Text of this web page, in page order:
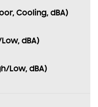
Cooling, dBA)
dBA)
Low, dBA)